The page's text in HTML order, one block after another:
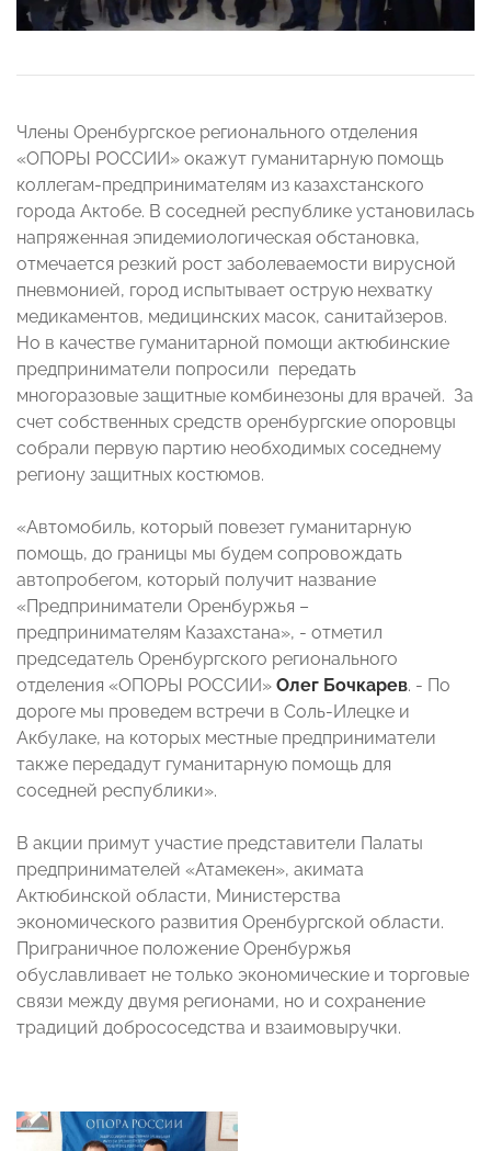
Члены Оренбургское регионального отделения
«ОПОРЫ РОССИИ» окажут гуманитарную помощь
коллегам-предпринимателям из казахстанского
города Актобе. В соседней республике установилась
напряженная эпидемиологическая обстановка,
отмечается резкий рост заболеваемости вирусной
пневмонией, город испытывает острую нехватку
медикаментов, медицинских масок, санитайзеров.
Но в качестве гуманитарной помощи актюбинские
предприниматели попросили передать
многоразовые защитные комбинезоны для врачей. За
счет собственных средств оренбургские опоровцы
собрали первую партию необходимых соседнему
региону защитных костюмов.
«Автомобиль, который повезет гуманитарную
помощь, до границы мы будем сопровождать
автопробегом, который получит название
«Предприниматели Оренбуржья –
предпринимателям Казахстана», - отметил
председатель Оренбургского регионального
отделения «ОПОРЫ РОССИИ» Олег Бочкарев. - По
дороге мы проведем встречи в Соль-Илецке и
Акбулаке, на которых местные предприниматели
также передадут гуманитарную помощь для
соседней республики».
В акции примут участие представители Палаты
предпринимателей «Атамекен», акимата
Актюбинской области, Министерства
экономического развития Оренбургской области.
Приграничное положение Оренбуржья
обуславливает не только экономические и торговые
связи между двумя регионами, но и сохранение
традиций добрососедства и взаимовыручки.